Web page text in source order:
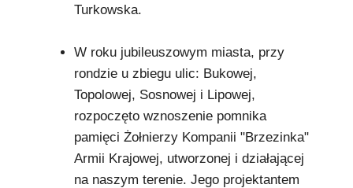
Turkowska.
W roku jubileuszowym miasta, przy
rondzie u zbiegu ulic: Bukowej,
Topolowej, Sosnowej i Lipowej,
rozpoczęto wznoszenie pomnika
pamięci Żołnierzy Kompanii "Brzezinka"
Armii Krajowej, utworzonej i działającej
na naszym terenie. Jego projektantem